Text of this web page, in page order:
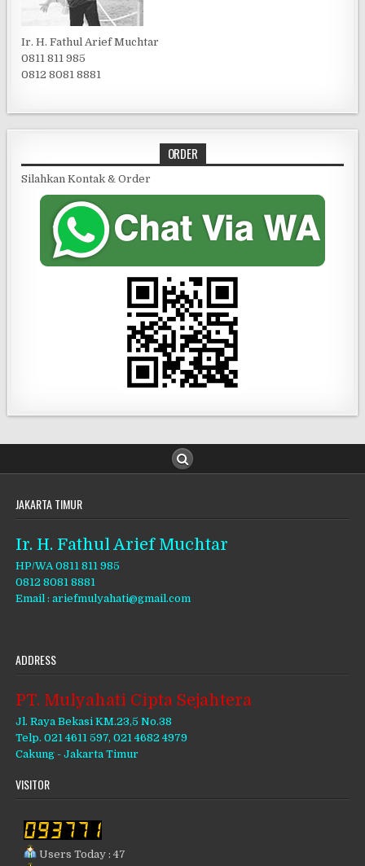
Ir. H. Fathul Arief Muchtar
0811 811 985
0812 8081 8881
ORDER
Silahkan Kontak & Order
JAKARTA TIMUR
Ir. H. Fathul Arief Muchtar
HP/WA 0811 811 985
0812 8081 8881
Email : ariefmulyahati@gmail.com
ADDRESS
PT. Mulyahati Cipta Sejahtera
Jl. Raya Bekasi KM.23,5 No.38
Telp. 021 4611 597, 021 4682 4979
Cakung - Jakarta Timur
VISITOR
Users Today : 47